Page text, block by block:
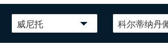
威尼托 科尔蒂纳丹